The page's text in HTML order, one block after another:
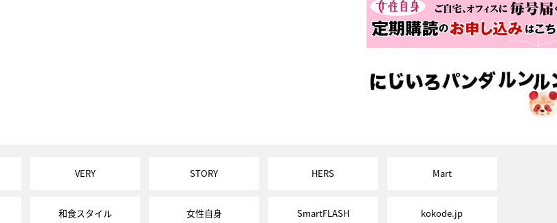
VERY STORY HERS Mart
和食スタイル 女性自身 SmartFLASH kokode.jp